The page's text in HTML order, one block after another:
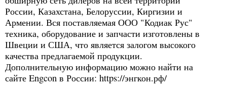
России, Казахстана, Белоруссии, Киргизии и
Армении. Вся поставляемая ООО "Кодиак Рус"
техника, оборудование и запчасти изготовлены в
Швеции и США, что является залогом высокого
качества предлагаемой продукции.
Дополнительную информацию можно найти на
сайте Engcon в России: https://энгкон.рф/